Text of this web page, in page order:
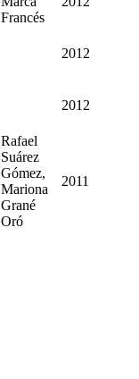
Francés
2012
2012
Rafael
Suárez
Gómez,
Mariona
Grané
Oró
2011